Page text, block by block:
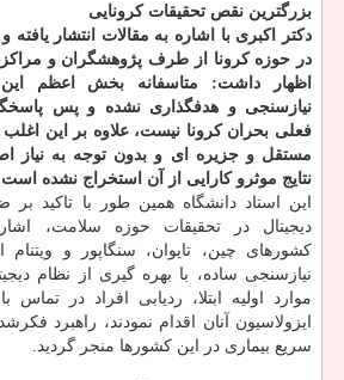
بزرگترین نقص تحقیقات کرونایی
دکتر اکبری با اشاره به مقالات انتشار
در حوزه کرونا از طرف پژوهشگران و
اظهار داشت: متاسفانه بخش اعظم
نیازسنجی و هدفگذاری نشده و پس
فعلی بحران کرونا نیست، علاوه بر این
مستقل و جزیره ای و بدون توجه به نیاز
نتایج موثرو کارایی از آن استخراج نشده
این استاد دانشگاه همین طور با تاکید
دیجیتال در تحقیقات حوزه سلامت،
کشورهای چین، تایوان، سنگاپور و ویتنام
نیازسنجی ساده، با بهره گیری از نظام
موارد اولیه ابتلا، ردیابی افراد در تماس
ایزولاسیون آنان اقدام نمودند، راهبرد
سریع بیماری در این کشورها منجر گردید.